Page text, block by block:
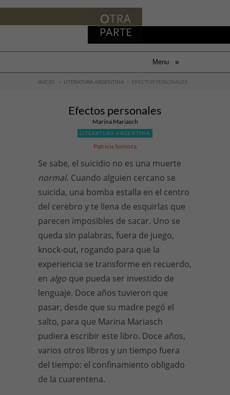
Menu ≡
INICIO » LITERATURA ARGENTINA » EFECTOS PERSONALES
Efectos personales
Marina Mariasch
LITERATURA ARGENTINA
Patricia Somoza
Se sabe, el suicidio no es una muerte
normal. Cuando alguien cercano se
suicida, una bomba estalla en el centro
del cerebro y te llena de esquirlas que
parecen imposibles de sacar. Uno se
queda sin palabras, fuera de juego,
knock-out, rogando para que la
experiencia se transforme en recuerdo,
en algo que pueda ser investido de
lenguaje. Doce años tuvieron que
pasar, desde que su madre pegó el
salto, para que Marina Mariasch
pudiera escribir este libro. Doce años,
varios otros libros y un tiempo fuera
del tiempo: el confinamiento obligado
de la cuarentena.